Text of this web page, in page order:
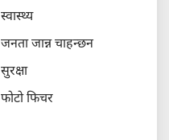
स्वास्थ्य
जनता जान्न चाहन्छन
सुरक्षा
फोटो फिचर